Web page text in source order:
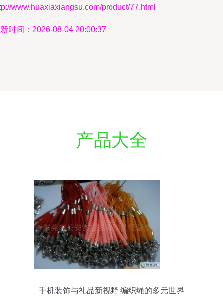
www.huaxiaxiangsu.com/product/77.html
时间：2026-08-04 20:00:37
产品大全
手机装饰与礼品新视野 编织绳的多元世界